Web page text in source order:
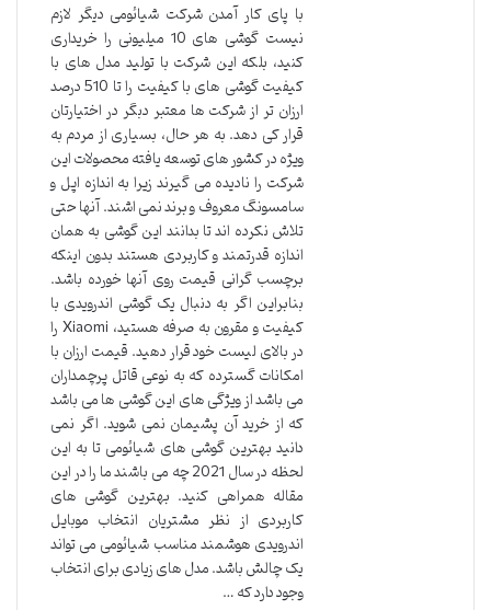
با پای کار آمدن شرکت شیائومی دیگر لازم
نیست گوشی های 10 میلیونی را خریداری
کنید، بلکه این شرکت با تولید مدل های با
کیفیت گوشی های با کیفیت را تا 510 درصد
ارزان تر از شرکت ها معتبر دبگر در اختیارتان
قرار کی دهد. به هر حال، بسیاری از مردم به
ویژه در کشور های توسعه یافته محصولات این
شرکت را نادیده می گیرند زیرا به اندازه اپل و
سامسونگ معروف و برند نمی اشند. آنها حتی
تلاش نکرده اند تا بدانند این گوشی به همان
اندازه قدرتمند و کاربردی هستند بدون اینکه
برچسب گرانی قیمت روی آنها خورده باشد.
بنابراین اگر به دنبال یک گوشی اندرویدی با
کیفیت و مقرون به صرفه هستید، Xiaomi را
در بالای لیست خود قرار دهید. قیمت ارزان با
امکانات گسترده که به نوعی قاتل پرچمداران
می باشد از ویژگی های این گوشی ها می باشد
که از خرید آن پشیمان نمی شوید. اگر نمی
دانید بهترین گوشی های شیائومی تا به این
لحظه در سال 2021 چه می باشند ما را در این
مقاله همراهی کنید. بهترین گوشی های
کاربردی از نظر مشتریان انتخاب موبایل
اندرویدی هوشمند مناسب شیائومی می تواند
یک چالش باشد. مدل های زیادی برای انتخاب
وجود دارد که …